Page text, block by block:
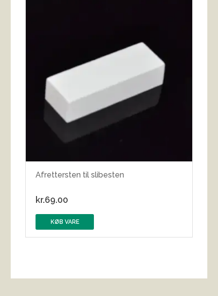
Afrettersten til slibesten
kr.69.00
KØB VARE